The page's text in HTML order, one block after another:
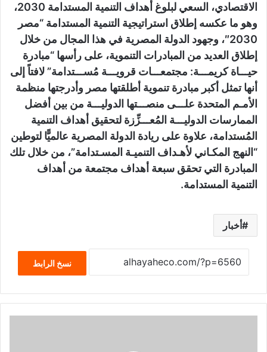
الاقتصادي، السعي لبلوغ أهداف التنمية المستدامة 2030،
وهو ما عكسه إطلاق استراتيجية التنمية المستدامة “مصر
2030″، وجهود الدولة المصرية في هذا المجال من خلال
إطلاق العديد من المبادرات التنموية، على رأسها “مبادرة
حيـــاة كريمـــة: مجتمعـــات قرويـــة مُســـتدامة” لافتاً إلى
أنها تمثل أكبر مبادرة تنموية أطلقتها مصر وأدرجتها منظمة
الأمـم المتحدة علـــى منصـــتها الدوليـــة من بين أفضل
الممارسات الدوليـــة المُعـــزِّزة لتحقيق أهداف التنمية
المُستدامة، علاوة على ريادة الدولة المصرية عالميًّا لتوطين
“النهج المكـاني لأهـداف التنميـة المسـتدامة”، من خلال تلك
المبادرة التي تحقق سبعة أهداف مجتمعة من أهداف
التنمية المستدامة.
أخبار
نسخ الرابط